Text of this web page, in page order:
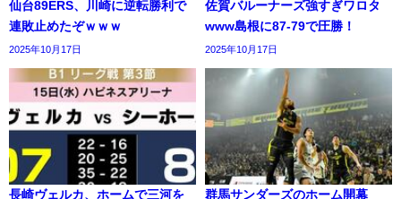
仙台89ERS、川崎に逆転勝利で
連敗止めたぞｗｗｗ
2025年10月17日
佐賀バルーナーズ強すぎワロタ
www島根に87-79で圧勝！
2025年10月17日
長崎ヴェルカ、ホームで三河を
群馬サンダーズのホーム開幕